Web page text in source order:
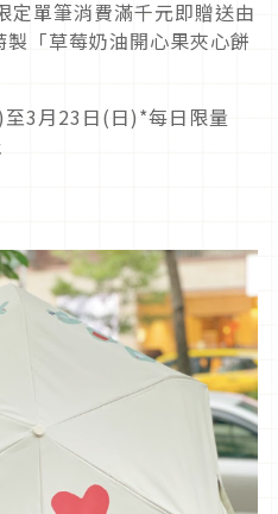
單筆消費滿千元即贈送由
「草莓奶油開心果夾心餅
3月23日(日)*每日限量